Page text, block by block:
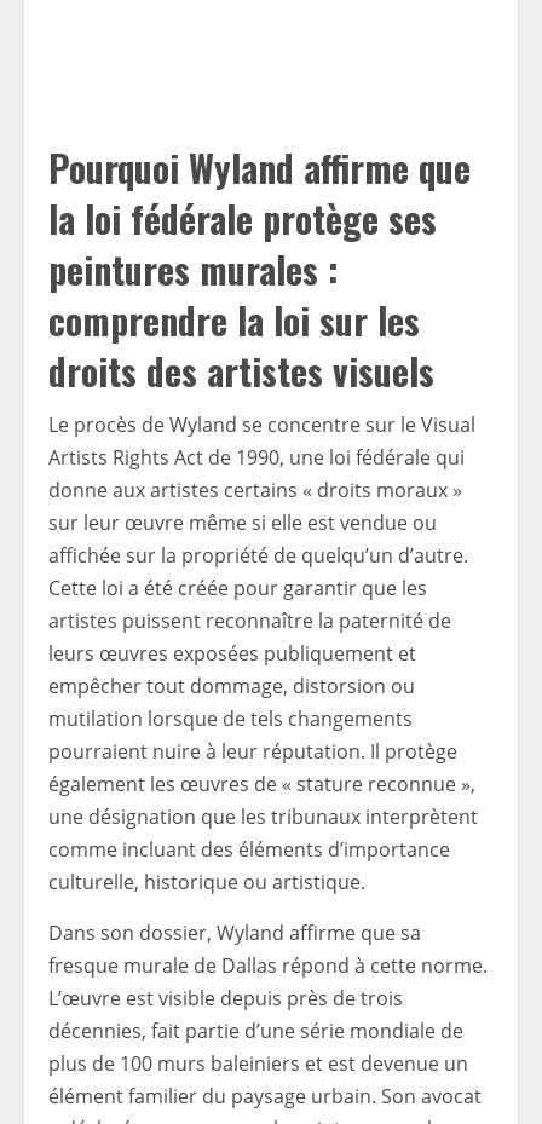
Pourquoi Wyland affirme que
la loi fédérale protège ses
peintures murales :
comprendre la loi sur les
droits des artistes visuels
Le procès de Wyland se concentre sur le Visual
Artists Rights Act de 1990, une loi fédérale qui
donne aux artistes certains « droits moraux »
sur leur œuvre même si elle est vendue ou
affichée sur la propriété de quelqu’un d’autre.
Cette loi a été créée pour garantir que les
artistes puissent reconnaître la paternité de
leurs œuvres exposées publiquement et
empêcher tout dommage, distorsion ou
mutilation lorsque de tels changements
pourraient nuire à leur réputation. Il protège
également les œuvres de « stature reconnue »,
une désignation que les tribunaux interprètent
comme incluant des éléments d’importance
culturelle, historique ou artistique.
Dans son dossier, Wyland affirme que sa
fresque murale de Dallas répond à cette norme.
L’œuvre est visible depuis près de trois
décennies, fait partie d’une série mondiale de
plus de 100 murs baleiniers et est devenue un
élément familier du paysage urbain. Son avocat